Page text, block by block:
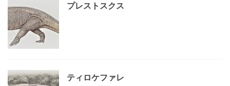
プレストスクス
ティロケファレ